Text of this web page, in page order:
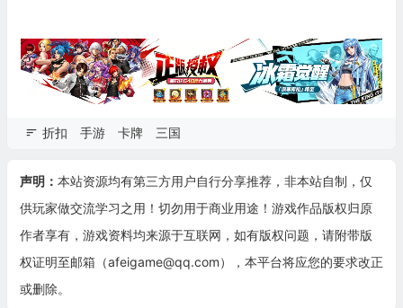
折扣 手游 卡牌 三国
声明： 本站资源均有第三方用户自行分享推荐，非本站自制，仅
供玩家做交流学习之用！切勿用于商业用途！游戏作品版权归原
作者享有，游戏资料均来源于互联网，如有版权问题，请附带版
权证明至邮箱（afeigame@qq.com），本平台将应您的要求改正
或删除。